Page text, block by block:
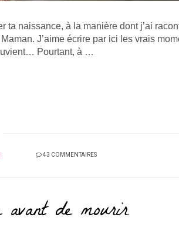
ta naissance, à la manière dont j’ai
J’aime écrire par ici les vrais
Pourtant, à …
43 COMMENTAIRES
de mourir